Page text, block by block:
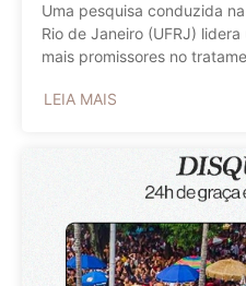
Uma pesquisa conduzida
Rio de Janeiro (UFRJ)
mais promissores no
LEIA MAIS